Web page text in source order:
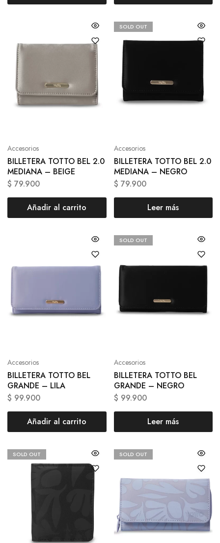
Accesorios
BILLETERA TOTTO BEL 2.0
MEDIANA – BEIGE
$ 79.900
Añadir al carrito
SOLD OUT
Accesorios
BILLETERA TOTTO BEL 2.0
MEDIANA – NEGRO
$ 79.900
Leer más
Accesorios
BILLETERA TOTTO BEL
GRANDE – LILA
$ 99.900
Añadir al carrito
SOLD OUT
Accesorios
BILLETERA TOTTO BEL
GRANDE – NEGRO
$ 99.900
Leer más
SOLD OUT SOLD OUT